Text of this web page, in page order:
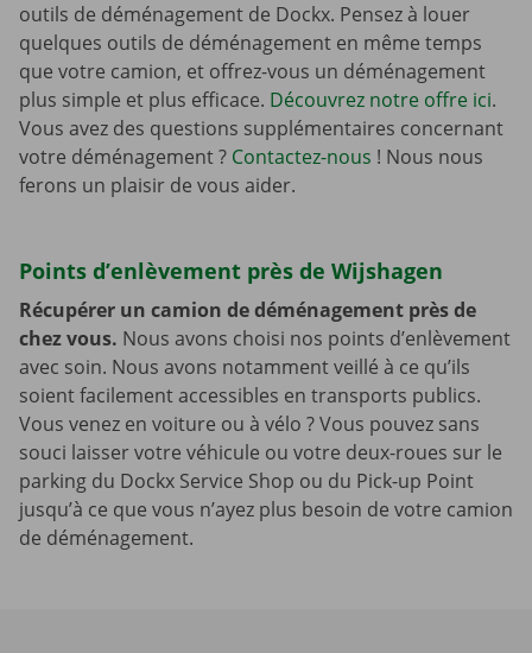
outils de déménagement de Dockx. Pensez à louer
quelques outils de déménagement en même temps
que votre camion, et offrez-vous un déménagement
plus simple et plus efficace. Découvrez notre offre ici.
Vous avez des questions supplémentaires concernant
votre déménagement ? Contactez-nous ! Nous nous
ferons un plaisir de vous aider.
Points d’enlèvement près de Wijshagen
Récupérer un camion de déménagement près de
chez vous. Nous avons choisi nos points d’enlèvement
avec soin. Nous avons notamment veillé à ce qu’ils
soient facilement accessibles en transports publics.
Vous venez en voiture ou à vélo ? Vous pouvez sans
souci laisser votre véhicule ou votre deux-roues sur le
parking du Dockx Service Shop ou du Pick-up Point
jusqu’à ce que vous n’ayez plus besoin de votre camion
de déménagement.